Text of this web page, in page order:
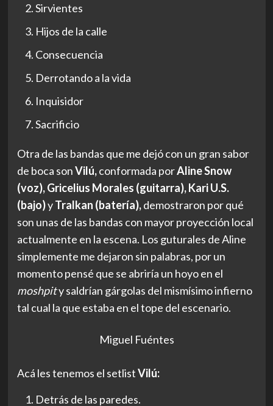
Sirvientes
Hijos de la calle
Consecuencia
Derrotando a la vida
Inquisidor
Sacrificio
Otra de las bandas que me dejó con un gran sabor
de boca sonVilú,conformada porAline Snow
(voz), Gricelius Morales (guitarra), Kari U.S.
(bajo)yTralkan (batería),demostraron por qué
son unas de las bandas con mayor proyección local
actualmente en la escena. Los guturales de Aline
simplemente me dejaron sin palabras, por un
momento pensé que se abriría un hoyo en el
moshpity saldrían gárgolas del mismísimo infierno
tal cual la que estaba en el tope del escenario.
Miguel Fuéntes
Acá les tenemos el setlistVilú:
Detrás de las paredes.